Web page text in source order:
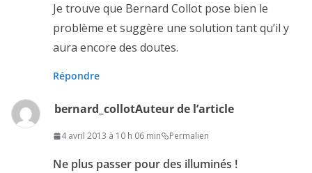
Je trouve que Bernard Collot pose bien le
problème et suggère une solution tant qu’il y
aura encore des doutes.
Répondre
bernard_collotAuteur de l’article
4 avril 2013 à 10 h 06 min Permalien
Ne plus passer pour des illuminés !